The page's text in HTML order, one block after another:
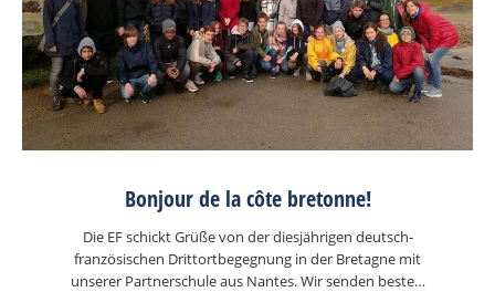
Bonjour de la côte bretonne!
Die EF schickt Grüße von der diesjährigen deutsch-
französischen Drittortbegegnung in der Bretagne mit
unserer Partnerschule aus Nantes. Wir senden beste…